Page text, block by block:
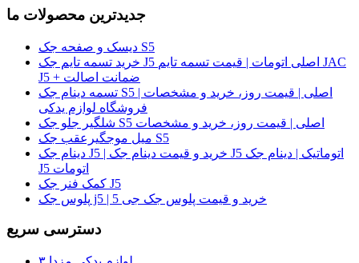
جدیدترین محصولات ما
دیسک و صفحه جک S5
خرید تسمه تایم جک J5 اصلی اتومات | قیمت تسمه تایم JAC
J5 + ضمانت اصالت
تسمه دینام جک S5 اصلی | قیمت روز، خرید و مشخصات |
فروشگاه لوازم یدکی
شلگیر جلو جک S5 اصلی | قیمت روز، خرید و مشخصات
میل موجگیرعقب جک S5
دینام جک J5 | خرید و قیمت دینام جک J5 اتوماتیک | دینام جک
J5 اتومات
کمک فنر جک J5
پلوس جک j5 | خرید و قیمت پلوس جک جی 5
دسترسی سریع